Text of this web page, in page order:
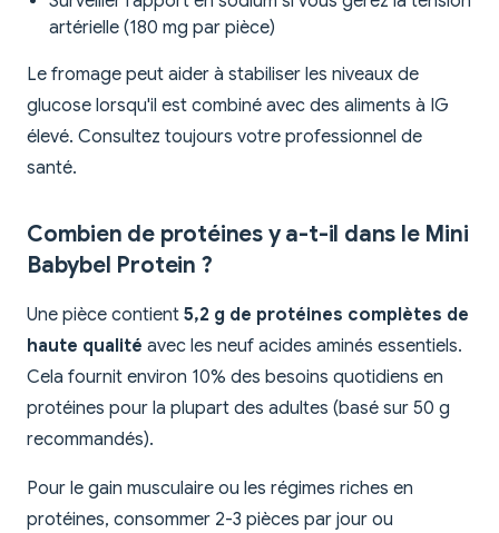
artérielle (180 mg par pièce)
Le fromage peut aider à stabiliser les niveaux de
glucose lorsqu'il est combiné avec des aliments à IG
élevé. Consultez toujours votre professionnel de
santé.
Combien de protéines y a-t-il dans le Mini
Babybel Protein ?
Une pièce contient 5,2 g de protéines complètes de
haute qualité avec les neuf acides aminés essentiels.
Cela fournit environ 10% des besoins quotidiens en
protéines pour la plupart des adultes (basé sur 50 g
recommandés).
Pour le gain musculaire ou les régimes riches en
protéines, consommer 2-3 pièces par jour ou